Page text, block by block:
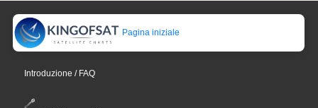
Pagina iniziale
Introduzione / FAQ